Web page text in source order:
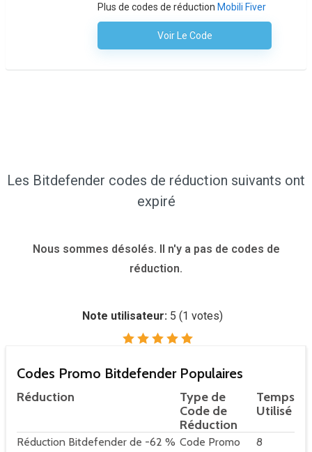
Plus de codes de réduction Mobili Fiver
Voir Le Code
Aucun Code N'est Nécessaire
Les Bitdefender codes de réduction suivants ont
expiré
Nous sommes désolés. Il n'y a pas de codes de
réduction.
Note utilisateur: 5 (1 votes)
Codes Promo Bitdefender Populaires
Réduction
Type de
Code de
Réduction
Temps
Utilisé
Réduction Bitdefender de -62 % Code Promo 8